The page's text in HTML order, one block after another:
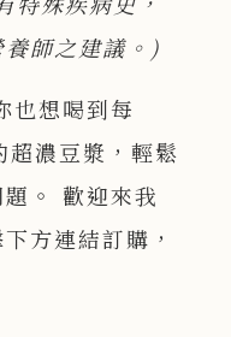
師之建議。)
也想喝到每
濃豆漿，輕鬆
。 歡迎來我
方連結訂購，